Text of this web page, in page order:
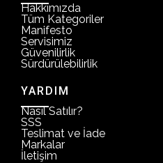
Hakkımızda
Tüm Kategoriler
Manifesto
Servisimiz
Güvenilirlik
Sürdürülebilirlik
YARDIM
Nasıl Satılır?
SSS
Teslimat ve İade
Markalar
İletişim